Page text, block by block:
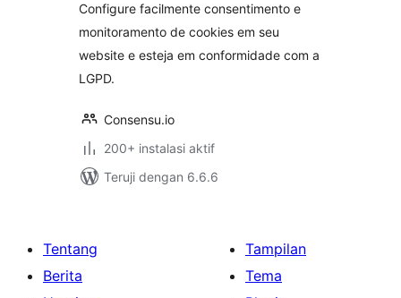
Configure facilmente consentimento e
monitoramento de cookies em seu
website e esteja em conformidade com a
LGPD.
Consensu.io
200+ instalasi aktif
Teruji dengan 6.6.6
Tentang
Berita
Tampilan
Tema